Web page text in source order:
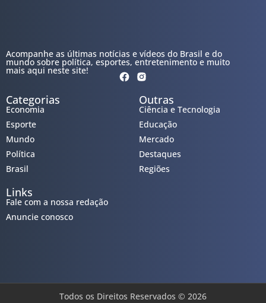
Acompanhe as últimas notícias e vídeos do Brasil e do
mundo sobre política, esportes, entretenimento e muito
mais aqui neste site!
Categorias
Economia
Esporte
Mundo
Política
Brasil
Outras
Ciência e Tecnologia
Educação
Mercado
Destaques
Regiões
Links
Fale com a nossa redação
Anuncie conosco
Todos os Direitos Reservados © 2026